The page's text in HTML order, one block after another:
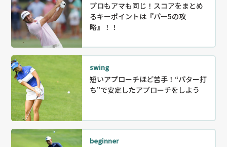
プロもアマも同じ！スコアをまとめ
るキーポイントは『パー5の攻
略』！！
swing
短いアプローチほど苦手！“パター打
ち”で安定したアプローチをしよう
beginner